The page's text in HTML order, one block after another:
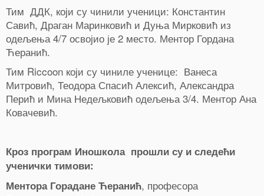
Тим ДДК, који су чинили ученици: Константин
Савић, Драган Маринковић и Дуња Мирковић из
одељења 4/7 освојио је 2 место. Ментор Гордана
Ћеранић.
Тим Riccoon који су чиниле ученице: Ванеса
Митровић, Теодора Спасић Алексић, Александра
Перић и Мина Недељковић одељења 3/4. Ментор Ана
Ковачевић.
Кроз програм Иношкола прошли су и следећи
ученички тимови:
Ментора Горадане Ћеранић, професора